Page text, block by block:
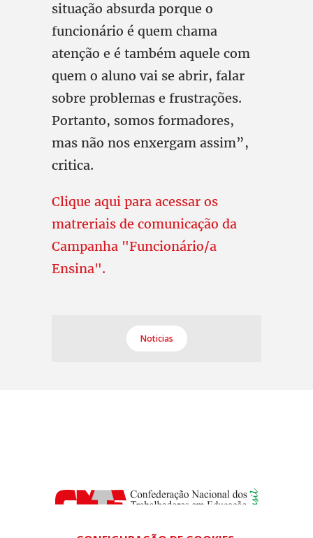
situação absurda porque o
funcionário é quem chama
atenção e é também aquele com
quem o aluno vai se abrir, falar
sobre problemas e frustrações.
Portanto, somos formadores,
mas não nos enxergam assim”,
critica.
Clique aqui para acessar os
matreriais de comunicação da
Campanha "Funcionário/a
Ensina".
Noticias